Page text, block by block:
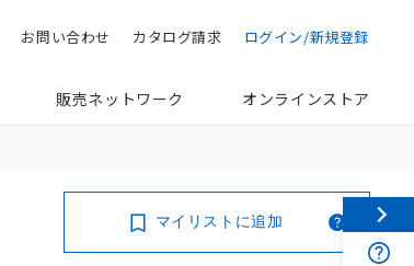
検索 ログイン/新規登録
カタログ請求
お問い合わせ
販売ネットワーク オンラインストア
マイリストに追加